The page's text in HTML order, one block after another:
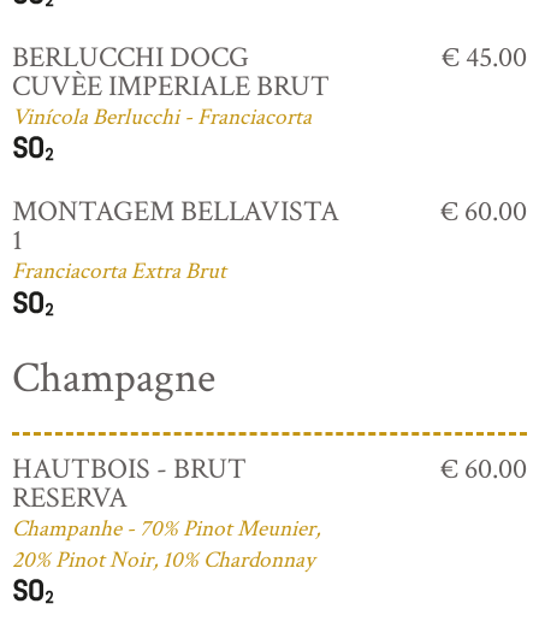
BERLUCCHI DOCG
CUVÈE IMPERIALE BRUT
Vinícola Berlucchi - Franciacorta
€ 45.00
MONTAGEM BELLAVISTA
1
Franciacorta Extra Brut
€ 60.00
Champagne
HAUTBOIS - BRUT
RESERVA
Champanhe - 70% Pinot Meunier,
20% Pinot Noir, 10% Chardonnay
€ 60.00